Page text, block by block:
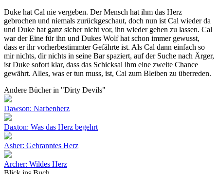
Duke hat Cal nie vergeben. Der Mensch hat ihm das Herz
gebrochen und niemals zurückgeschaut, doch nun ist Cal wieder da
und Duke hat ganz sicher nicht vor, ihn wieder gehen zu lassen. Cal
war der Eine für ihn und Dukes Wolf hat schon immer gewusst,
dass er ihr vorherbestimmter Gefährte ist. Als Cal dann einfach so
mir nichts, dir nichts in seine Bar spaziert, auf der Suche nach Ärger,
ist Duke sofort klar, dass das Schicksal ihm eine zweite Chance
gewährt. Alles, was er tun muss, ist, Cal zum Bleiben zu überreden.
Andere Bücher in "Dirty Devils"
Dawson: Narbenherz
Daxton: Was das Herz begehrt
Asher: Gebranntes Herz
Archer: Wildes Herz